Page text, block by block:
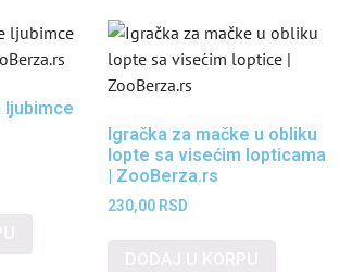
ljubimce
Igračka za mačke u obliku
lopte sa visećim lopticama
| ZooBerza.rs
230,00 RSD